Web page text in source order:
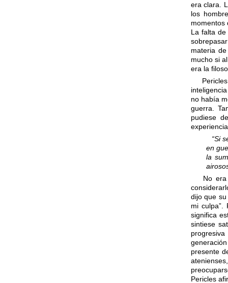
era clara.
los
momentos
La falta
materia
mucho si
era la
no había
guerra.
pudiese
“Si
en
la
No era
dijo que
mi culpa”.
significa
sintiese
presente
Pericles